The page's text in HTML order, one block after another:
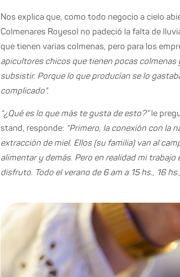
Nos explica que, como todo negocio a cielo
Colmenares Royesol no padeció la falta de
que tienen varias colmenas, pero para los
apicultores chicos que tienen pocas
subsistir. Porque lo que producían se lo
complicado”.
“¿Qué es lo que más te gusta de esto?”le
stand, responde: “Primero, la conexión con la
extracción de miel. Ellos (su familia) van al
alimentar y demás. Pero en realidad mi
disfruto. Todo el verano de 6 am a 15 hs., 16